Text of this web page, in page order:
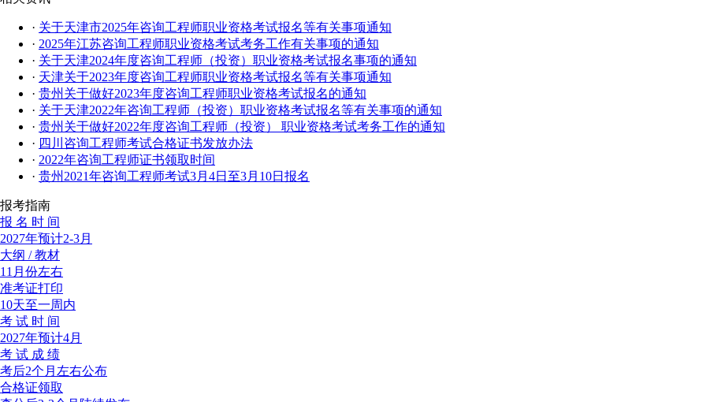
· 关于天津市2025年咨询工程师职业资格考试报名等有关事项通知
· 2025年江苏咨询工程师职业资格考试考务工作有关事项的通知
· 关于天津2024年度咨询工程师（投资）职业资格考试报名事项的通知
· 天津关于2023年度咨询工程师职业资格考试报名等有关事项通知
· 贵州关于做好2023年度咨询工程师职业资格考试报名的通知
· 关于天津2022年咨询工程师（投资）职业资格考试报名等有关事项的通知
· 贵州关于做好2022年度咨询工程师（投资） 职业资格考试考务工作的通知
· 四川咨询工程师考试合格证书发放办法
· 2022年咨询工程师证书领取时间
· 贵州2021年咨询工程师考试3月4日至3月10日报名
报考指南
报 名 时 间
2027年预计2-3月
大纲 / 教材
11月份左右
准考证打印
10天至一周内
考 试 时 间
2027年预计4月
考 试 成 绩
考后2个月左右公布
合格证领取